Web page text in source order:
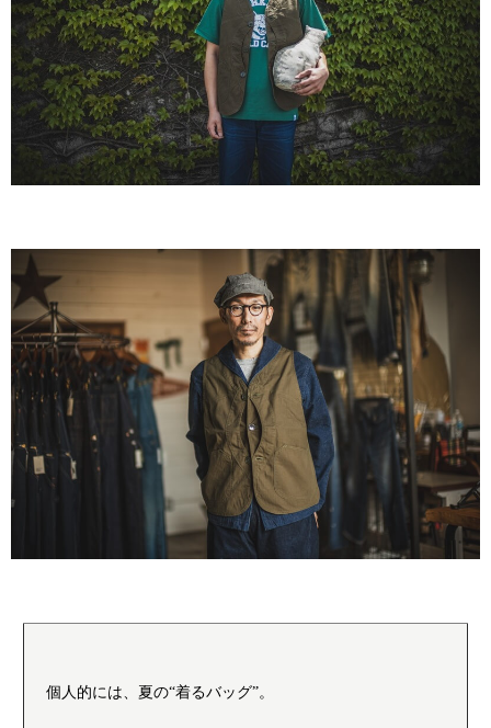
個人的には、夏の“着るバッグ”。